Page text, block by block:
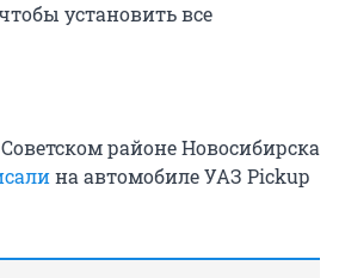
установить все
районе Новосибирска
на автомобиле УАЗ Pickup